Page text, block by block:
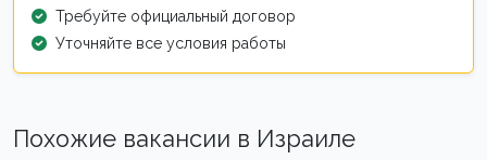
Требуйте официальный договор
Уточняйте все условия работы
Похожие вакансии в Израиле